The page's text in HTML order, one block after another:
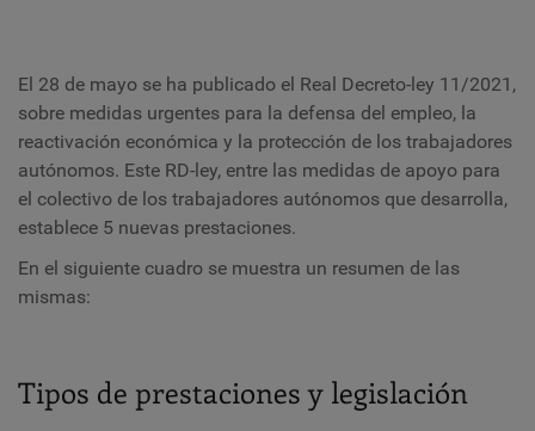
El 28 de mayo se ha publicado el Real Decreto-ley 11/2021,
sobre medidas urgentes para la defensa del empleo, la
reactivación económica y la protección de los trabajadores
autónomos. Este RD-ley, entre las medidas de apoyo para
el colectivo de los trabajadores autónomos que desarrolla,
establece 5 nuevas prestaciones.
En el siguiente cuadro se muestra un resumen de las
mismas:
Tipos de prestaciones y legislación